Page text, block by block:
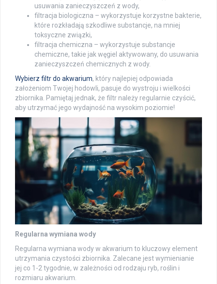
usuwania zanieczyszczeń z wody,
filtracja biologiczna – wykorzystuje korzystne bakterie,
które rozkładają szkodliwe substancje, na mniej
toksyczne związki,
filtracja chemiczna – wykorzystuje substancje
chemiczne, takie jak węgiel aktywowany, do usuwania
zanieczyszczeń chemicznych z wody.
Wybierz filtr do akwarium, który najlepiej odpowiada
założeniom Twojej hodowli, pasuje do wystroju i wielkości
zbiornika. Pamiętaj jednak, że filtr należy regularnie czyścić,
aby utrzymać jego wydajność na wysokim poziomie!
Regularna wymiana wody
Regularna wymiana wody w akwarium to kluczowy element
utrzymania czystości zbiornika. Zalecane jest wymienianie
jej co 1-2 tygodnie, w zależności od rodzaju ryb, roślin i
rozmiaru akwarium.